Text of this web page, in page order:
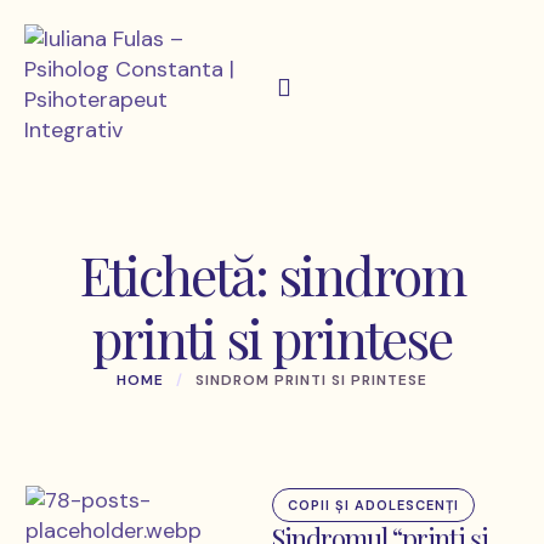
Etichetă: sindrom
printi si printese
HOME / SINDROM PRINTI SI PRINTESE
COPII ȘI ADOLESCENȚI